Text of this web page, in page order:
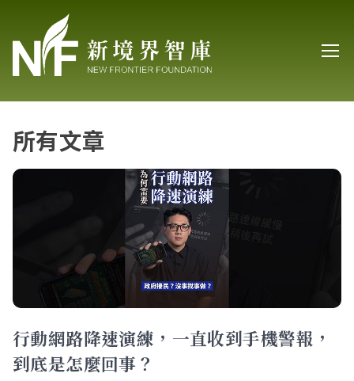
所有文章
行動網路降速演練，一直收到手機警報，
到底是怎麼回事？